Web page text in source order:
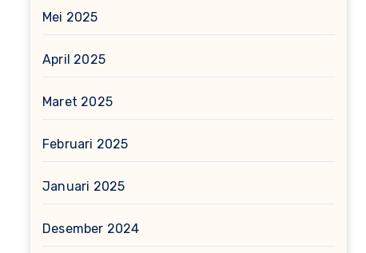
Mei 2025
April 2025
Maret 2025
Februari 2025
Januari 2025
Desember 2024